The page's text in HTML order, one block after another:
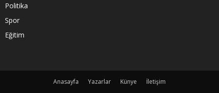
Politika
Spor
Eğitim
Anasayfa Yazarlar Künye
İletişim